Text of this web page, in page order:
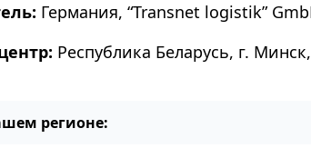
Германия, “Transnet logistik”
Республика Беларусь, г.
регионе: